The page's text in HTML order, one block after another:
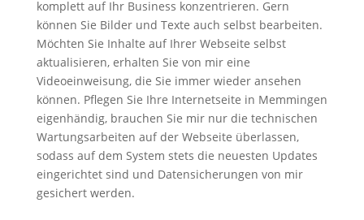
komplett auf Ihr Business konzentrieren. Gern
können Sie Bilder und Texte auch selbst bearbeiten.
Möchten Sie Inhalte auf Ihrer Webseite selbst
aktualisieren, erhalten Sie von mir eine
Videoeinweisung, die Sie immer wieder ansehen
können. Pflegen Sie Ihre Internetseite in Memmingen
eigenhändig, brauchen Sie mir nur die technischen
Wartungsarbeiten auf der Webseite überlassen,
sodass auf dem System stets die neuesten Updates
eingerichtet sind und Datensicherungen von mir
gesichert werden.